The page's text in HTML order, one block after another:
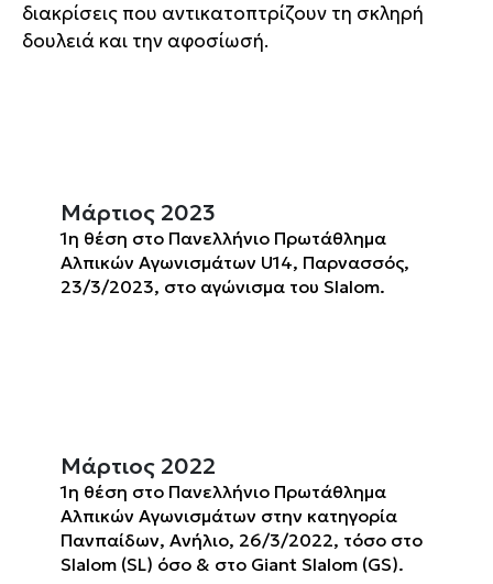
διακρίσεις που αντικατοπτρίζουν τη σκληρή
δουλειά και την αφοσίωσή.
Μάρτιος 2023
1η θέση στο Πανελλήνιο Πρωτάθλημα
Αλπικών Αγωνισμάτων U14, Παρνασσός,
23/3/2023, στο αγώνισμα του Slalom.
Μάρτιος 2022
1η θέση στο Πανελλήνιο Πρωτάθλημα
Αλπικών Αγωνισμάτων στην κατηγορία
Πανπαίδων, Ανήλιο, 26/3/2022, τόσο στο
Slalom (SL) όσο & στο Giant Slalom (GS).